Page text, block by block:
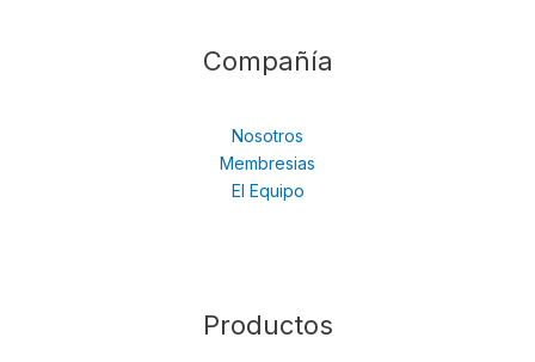
Compañía
Nosotros
Membresias
El Equipo
Productos